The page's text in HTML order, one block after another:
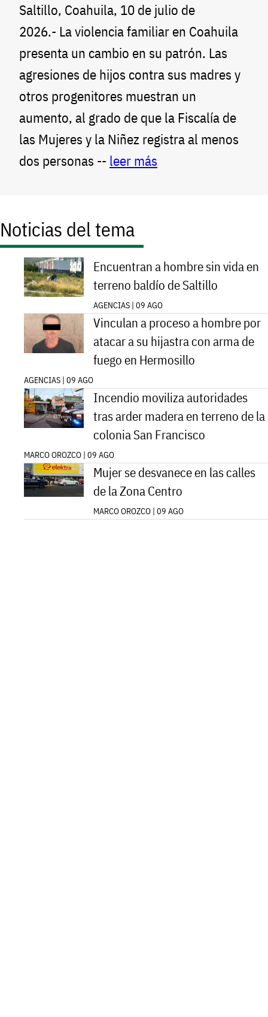
Saltillo, Coahuila, 10 de julio de
2026.- La violencia familiar en Coahuila
presenta un cambio en su patrón. Las
agresiones de hijos contra sus madres y
otros progenitores muestran un
aumento, al grado de que la Fiscalía de
las Mujeres y la Niñez registra al menos
dos personas -- leer más
Noticias del tema
Encuentran a hombre sin vida en
terreno baldío de Saltillo
AGENCIAS | 09 AGO
Vinculan a proceso a hombre por
atacar a su hijastra con arma de
fuego en Hermosillo
AGENCIAS | 09 AGO
Incendio moviliza autoridades
tras arder madera en terreno de la
colonia San Francisco
MARCO OROZCO | 09 AGO
Mujer se desvanece en las calles
de la Zona Centro
MARCO OROZCO | 09 AGO